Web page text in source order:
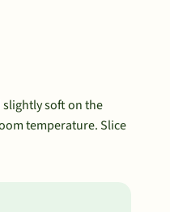
soft on the
temperature. Slice